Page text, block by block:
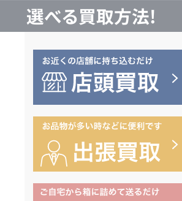
選べる買取方法!